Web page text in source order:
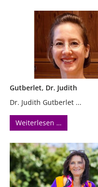
Gutberlet, Dr. Judith
Dr. Judith Gutberlet ...
Weiterlesen …